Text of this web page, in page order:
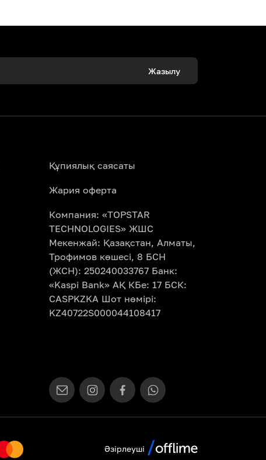
Жазылу
Құпиялық саясаты
Жария оферта
Компания: «TOPSTAR
TECHNOLOGIES» ЖШС
Мекенжай: Қазақстан, Алматы,
Трофимов көшесі, 8 БСН
(ЖСН): 250240033767 Банк:
«Kaspi Bank» АҚ КБе: 17 БСК:
CASPKZKA Шот нөмірі:
KZ40722S000044108417
Әзірлеуші